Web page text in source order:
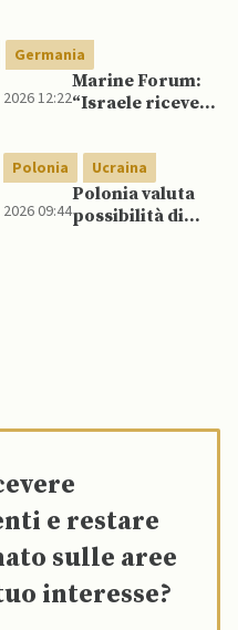
mentre è ancora
impegnato in
Ucraina
Germania
12:22
Marine Forum:
“Israele riceve
Drakon dopo 14
anni”
Polonia Ucraina
09:44
Polonia valuta
possibilità di
e restare
sulle aree
interesse?